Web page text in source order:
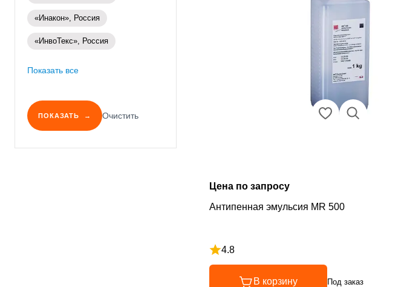
Цена по запросу
Антипенная эмульсия MR 500
4.8
Рейтинг 4.8 из 5
В корзину Под заказ
«Инакон», Россия
«ИнвоТекс», Россия
Показать все
ПОКАЗАТЬ Очистить